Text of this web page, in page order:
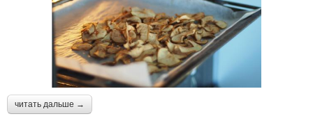
читать дальше →